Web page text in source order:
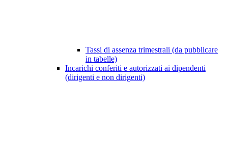
Tassi di assenza trimestrali (da pubblicare
in tabelle)
Incarichi conferiti e autorizzati ai dipendenti
(dirigenti e non dirigenti)